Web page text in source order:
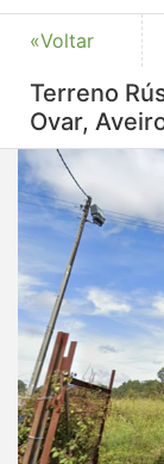
«Voltar
Terreno
Ovar,